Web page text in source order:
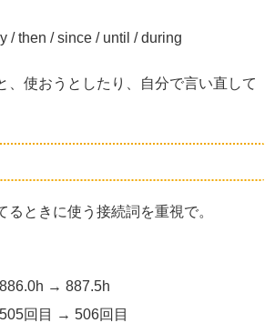
/ then / since / until / during
、使おうとしたり、自分で言い直して
るときに使う接続詞を重視で。
→ 887.5h
回目 → 506回目